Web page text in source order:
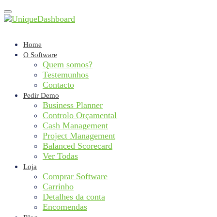
Toggle
navigation
Home
O Software
Quem somos?
Testemunhos
Contacto
Pedir Demo
Business Planner
Controlo Orçamental
Cash Management
Project Management
Balanced Scorecard
Ver Todas
Loja
Comprar Software
Carrinho
Detalhes da conta
Encomendas